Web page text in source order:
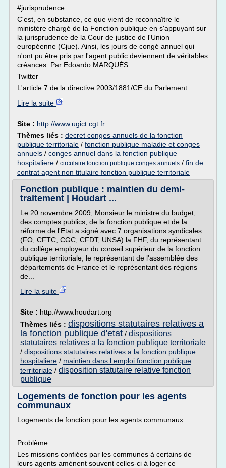
#jurisprudence
C'est, en substance, ce que vient de reconnaître le
ministère chargé de la Fonction publique en s'appuyant sur
la jurisprudence de la Cour de justice de l'Union
européenne (Cjue). Ainsi, les jours de congé annuel qui
n'ont pu être pris par l'agent public deviennent de véritables
créances. Par Edoardo MARQUÈS
Twitter
L'article 7 de la directive 2003/1881/CE du Parlement...
Lire la suite
Site : http://www.ugict.cgt.fr
Thèmes liés : decret conges annuels de la fonction
publique territoriale / fonction publique maladie et conges
annuels / conges annuel dans la fonction publique
hospitaliere / circulaire fonction publique conges annuels / fin de
contrat agent non titulaire fonction publique territoriale
Fonction publique : maintien du demi-
traitement | Houdart ...
Le 20 novembre 2009, Monsieur le ministre du budget,
des comptes publics, de la fonction publique et de la
réforme de l'Etat a signé avec 7 organisations syndicales
(FO, CFTC, CGC, CFDT, UNSA) la FHF, du représentant
du collège employeur du conseil supérieur de la fonction
publique territoriale, le représentant de l'assemblée des
départements de France et le représentant des régions
de...
Lire la suite
Site : http://www.houdart.org
Thèmes liés : dispositions statutaires relatives a
la fonction publique d'etat / dispositions
statutaires relatives a la fonction publique territoriale
/ dispositions statutaires relatives a la fonction publique
hospitaliere / maintien dans l emploi fonction publique
territoriale / disposition statutaire relative fonction
publique
Logements de fonction pour les agents
communaux
Logements de fonction pour les agents communaux
Problème
Les missions confiées par les communes à certains de
leurs agents amènent souvent celles-ci à loger ce